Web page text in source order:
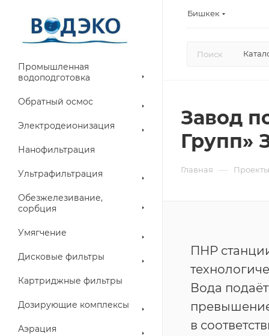
Бишкек
Промышленная
водоподготовка
Обратный осмос
Электродеионизация
Нанофильтрация
Ультрафильтрация
Обезжелезивание,
сорбция
Умягчение
Дисковые фильтры
Картриджные фильтры
Дозирующие комплексы
Аэрация
Завод
Групп»
Главная — Проекты
ПНР
Вода
в